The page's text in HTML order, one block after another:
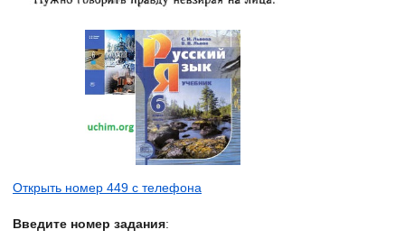
Открыть номер 449 с телефона
Введите номер задания: